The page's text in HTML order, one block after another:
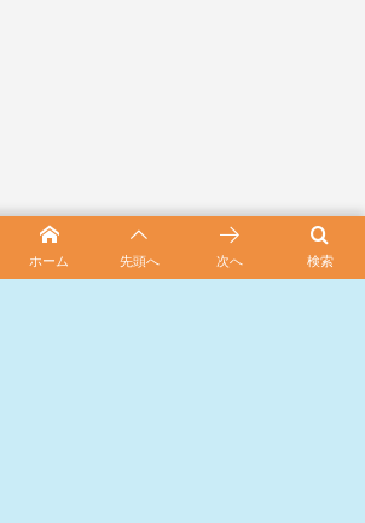
検索
ホーム 先頭へ 次へ